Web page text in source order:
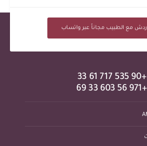
مع الطبيب مجاناً عبر واتساب
+90 535 717 61 33
+971 56 603 33 69